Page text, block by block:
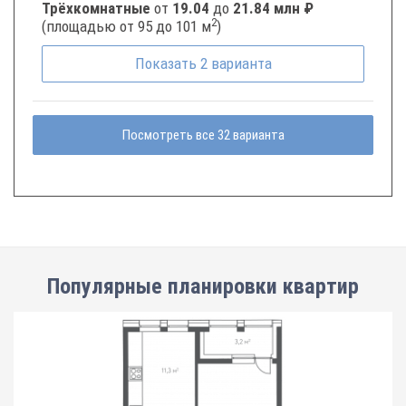
Трёхкомнатные от 19.04 до 21.84 млн ₽
(площадью от 95 до 101 м2)
Показать 2 варианта
Посмотреть все 32 варианта
Популярные планировки квартир